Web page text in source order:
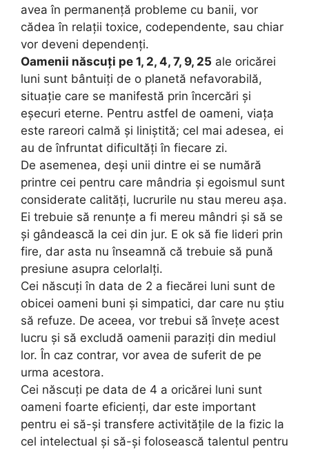
avea în permanență probleme cu banii, vor
cădea în relații toxice, codependente, sau chiar
vor deveni dependenți.
Oamenii născuți pe 1, 2, 4, 7, 9, 25 ale oricărei
luni sunt bântuiți de o planetă nefavorabilă,
situație care se manifestă prin încercări și
eșecuri eterne. Pentru astfel de oameni, viața
este rareori calmă și liniștită; cel mai adesea, ei
au de înfruntat dificultăți în fiecare zi.
De asemenea, deși unii dintre ei se numără
printre cei pentru care mândria și egoismul sunt
considerate calități, lucrurile nu stau mereu așa.
Ei trebuie să renunțe a fi mereu mândri și să se
și gândească la cei din jur. E ok să fie lideri prin
fire, dar asta nu înseamnă că trebuie să pună
presiune asupra celorlalți.
Cei născuți în data de 2 a fiecărei luni sunt de
obicei oameni buni și simpatici, dar care nu știu
să refuze. De aceea, vor trebui să învețe acest
lucru și să excludă oamenii paraziți din mediul
lor. În caz contrar, vor avea de suferit de pe
urma acestora.
Cei născuți pe data de 4 a oricărei luni sunt
oameni foarte eficienți, dar este important
pentru ei să-și transfere activitățile de la fizic la
cel intelectual și să-și folosească talentul pentru